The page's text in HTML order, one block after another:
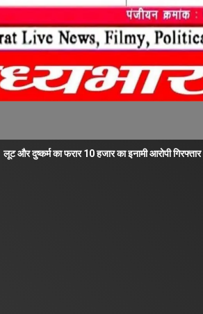
लूट और दुष्कर्म का फरार 10 हजार का इनामी आरोपी गिरफ्तार